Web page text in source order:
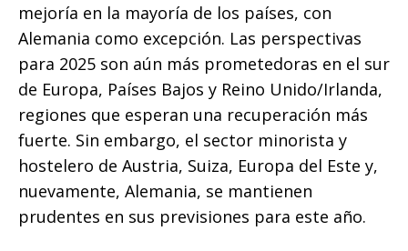
mejoría en la mayoría de los países, con
Alemania como excepción. Las perspectivas
para 2025 son aún más prometedoras en el sur
de Europa, Países Bajos y Reino Unido/Irlanda,
regiones que esperan una recuperación más
fuerte. Sin embargo, el sector minorista y
hostelero de Austria, Suiza, Europa del Este y,
nuevamente, Alemania, se mantienen
prudentes en sus previsiones para este año.